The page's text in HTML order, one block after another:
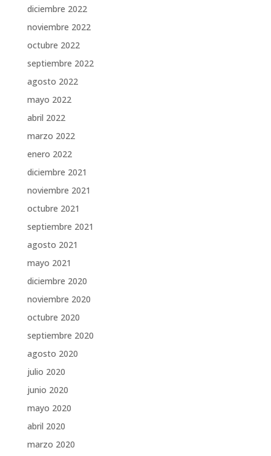
diciembre 2022
noviembre 2022
octubre 2022
septiembre 2022
agosto 2022
mayo 2022
abril 2022
marzo 2022
enero 2022
diciembre 2021
noviembre 2021
octubre 2021
septiembre 2021
agosto 2021
mayo 2021
diciembre 2020
noviembre 2020
octubre 2020
septiembre 2020
agosto 2020
julio 2020
junio 2020
mayo 2020
abril 2020
marzo 2020